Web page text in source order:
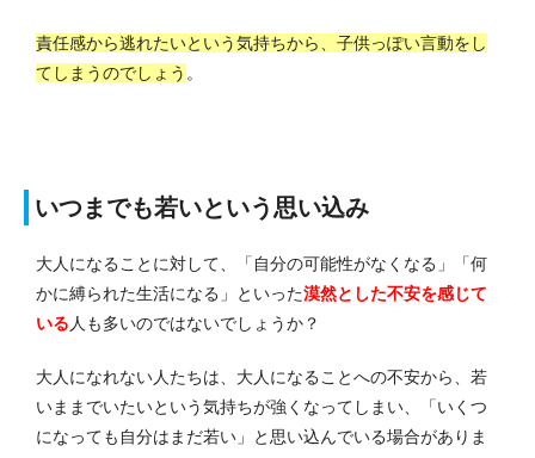
責任感から逃れたいという気持ちから、子供っぽい言動をし
てしまうのでしょう 。
いつまでも若いという思い込み
大人になることに対して、
「自分の可能性がなくなる」「何
かに縛られた生活になる」と いった漠然とした不安を感じて
いる 人も多いのではないでしょうか？
大人になれない人たちは、大人になることへの不安から、若
いままでいたいという気持ちが強くなってしまい、「いくつ
になっても自分はまだ若い」と思い込んでいる場合がありま